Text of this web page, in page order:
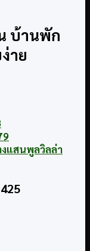
บ้านพัก
าย
งแสนพูลวิลล่า